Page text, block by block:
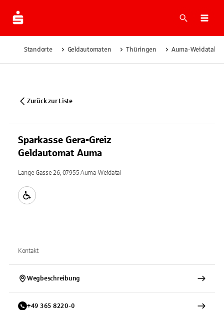
Suche
Standorte Geldautomaten Thüringen Auma-Weidatal
Zurück zur Liste
Sparkasse Gera-Greiz
Geldautomat Auma
Lange Gasse 26, 07955 Auma-Weidatal
Kontakt
Wegbeschreibung
+49 365 8220-0